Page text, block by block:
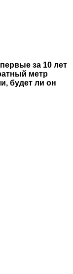
за 10 лет
метр
будет ли он